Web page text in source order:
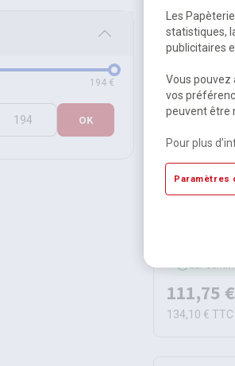
194 €
OK
Sur
111,75 €
134,10 € TTC
Les
statistiques,
publicitaires
Vous pouvez
vos
peuvent être
Pour plus
Paramètres